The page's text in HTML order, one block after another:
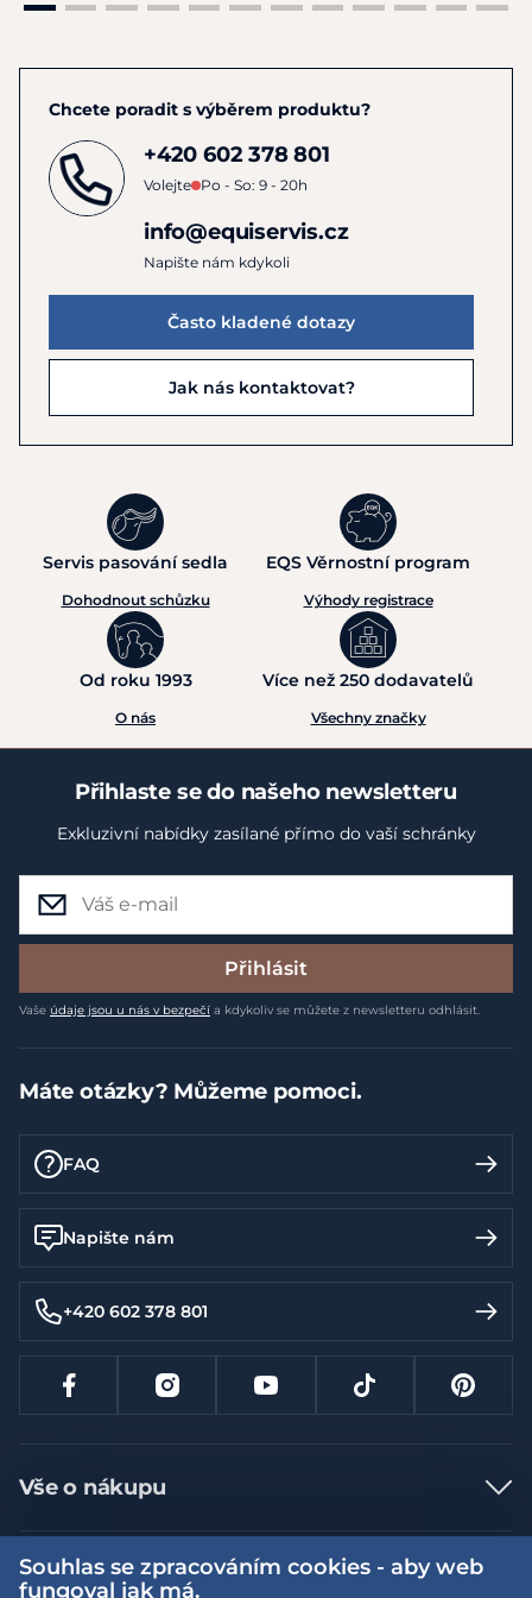
Chcete poradit s výběrem produktu?
+420 602 378 801
Volejte Po - So: 9 - 20h
info@equiservis.cz
Napište nám kdykoli
Často kladené dotazy
Jak nás kontaktovat?
Servis pasování sedla
Dohodnout schůzku
EQS Věrnostní program
Výhody registrace
Od roku 1993
O nás
Více než 250 dodavatelů
Všechny značky
Přihlaste se do našeho newsletteru
Exkluzivní nabídky zasílané přímo do vaší schránky
Přihlásit
Vaše údaje jsou u nás v bezpečí a kdykoliv se můžete z newsletteru odhlásit.
Máte otázky? Můžeme pomoci.
FAQ
Napište nám
+420 602 378 801
Vše o nákupu
Jak nakupovat
Nejčastější dotazy
Více informací
Souhlas se zpracováním cookies - aby web
fungoval jak má.